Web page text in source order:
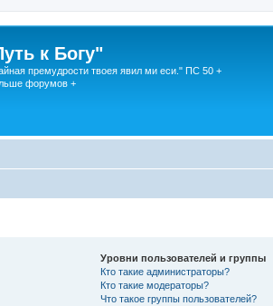
к Богу"
премудрости твоея явил ми еси." ПС 50 +
форумов +
Уровни пользователей и группы
Кто такие администраторы?
Кто такие модераторы?
Что такое группы пользователей?